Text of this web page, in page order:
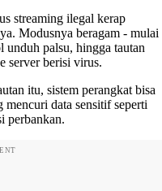
streaming ilegal kerap
Modusnya beragam - mulai
palsu, hingga tautan
server berisi virus.
itu, sistem perangkat bisa
data sensitif seperti
perbankan.